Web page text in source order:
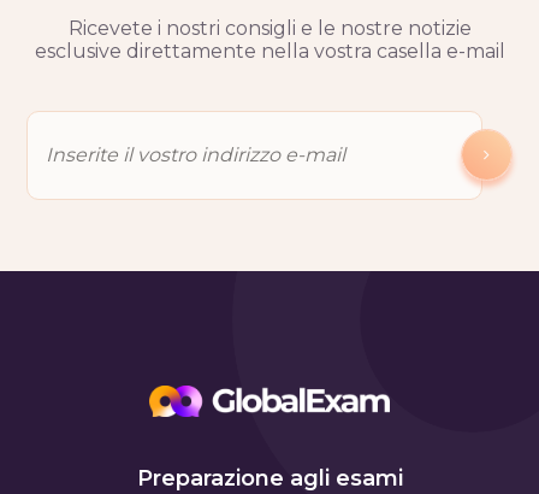
Ricevete i nostri consigli e le nostre notizie
esclusive direttamente nella vostra casella e-mail
Preparazione agli esami